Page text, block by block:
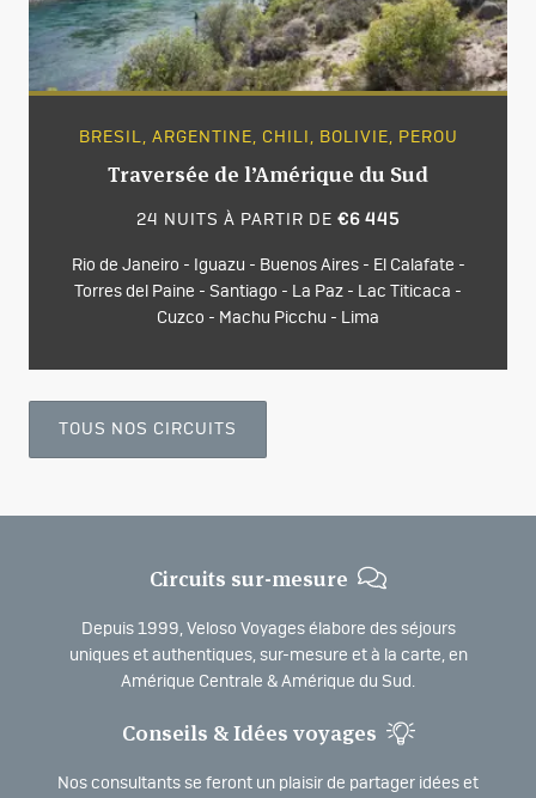
BRESIL, ARGENTINE, CHILI, BOLIVIE, PEROU
Traversée de l’Amérique du Sud
24 NUITS À PARTIR DE €6 445
Rio de Janeiro - Iguazu - Buenos Aires - El Calafate -
Torres del Paine - Santiago - La Paz - Lac Titicaca -
Cuzco - Machu Picchu - Lima
TOUS NOS CIRCUITS
Circuits sur-mesure
Depuis 1999, Veloso Voyages élabore des séjours
uniques et authentiques, sur-mesure et à la carte, en
Amérique Centrale & Amérique du Sud.
Conseils & Idées voyages
Nos consultants se feront un plaisir de partager idées et